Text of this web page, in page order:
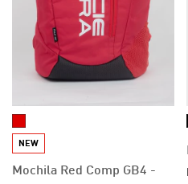
NEW
Mochila Red Comp GB4 -